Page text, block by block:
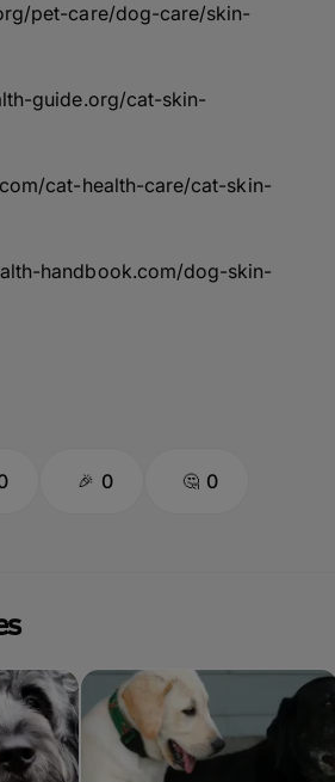
pet-care/dog-care/skin-
guide.org/cat-skin-
cat-health-care/cat-skin-
handbook.com/dog-skin-
0 0